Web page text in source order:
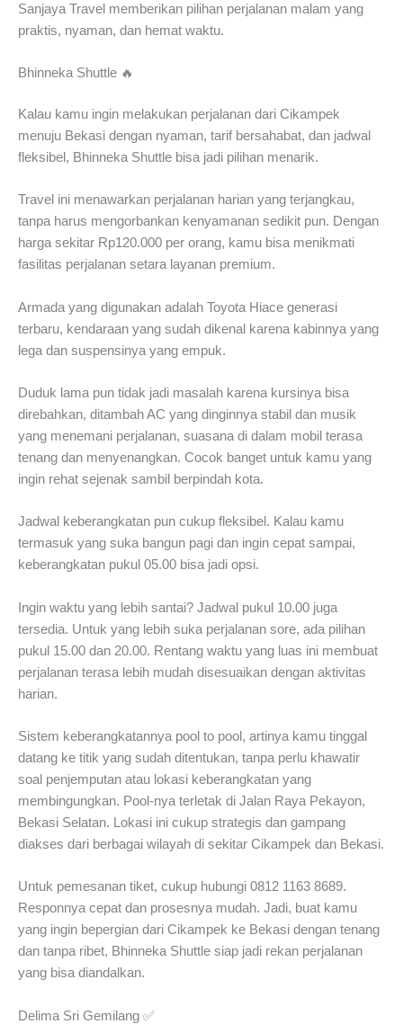
Sanjaya Travel memberikan pilihan perjalanan malam yang
praktis, nyaman, dan hemat waktu.
Bhinneka Shuttle 🔥
Kalau kamu ingin melakukan perjalanan dari Cikampek
menuju Bekasi dengan nyaman, tarif bersahabat, dan jadwal
fleksibel, Bhinneka Shuttle bisa jadi pilihan menarik.
Travel ini menawarkan perjalanan harian yang terjangkau,
tanpa harus mengorbankan kenyamanan sedikit pun. Dengan
harga sekitar Rp120.000 per orang, kamu bisa menikmati
fasilitas perjalanan setara layanan premium.
Armada yang digunakan adalah Toyota Hiace generasi
terbaru, kendaraan yang sudah dikenal karena kabinnya yang
lega dan suspensinya yang empuk.
Duduk lama pun tidak jadi masalah karena kursinya bisa
direbahkan, ditambah AC yang dinginnya stabil dan musik
yang menemani perjalanan, suasana di dalam mobil terasa
tenang dan menyenangkan. Cocok banget untuk kamu yang
ingin rehat sejenak sambil berpindah kota.
Jadwal keberangkatan pun cukup fleksibel. Kalau kamu
termasuk yang suka bangun pagi dan ingin cepat sampai,
keberangkatan pukul 05.00 bisa jadi opsi.
Ingin waktu yang lebih santai? Jadwal pukul 10.00 juga
tersedia. Untuk yang lebih suka perjalanan sore, ada pilihan
pukul 15.00 dan 20.00. Rentang waktu yang luas ini membuat
perjalanan terasa lebih mudah disesuaikan dengan aktivitas
harian.
Sistem keberangkatannya pool to pool, artinya kamu tinggal
datang ke titik yang sudah ditentukan, tanpa perlu khawatir
soal penjemputan atau lokasi keberangkatan yang
membingungkan. Pool-nya terletak di Jalan Raya Pekayon,
Bekasi Selatan. Lokasi ini cukup strategis dan gampang
diakses dari berbagai wilayah di sekitar Cikampek dan Bekasi.
Untuk pemesanan tiket, cukup hubungi 0812 1163 8689.
Responnya cepat dan prosesnya mudah. Jadi, buat kamu
yang ingin bepergian dari Cikampek ke Bekasi dengan tenang
dan tanpa ribet, Bhinneka Shuttle siap jadi rekan perjalanan
yang bisa diandalkan.
Delima Sri Gemilang ✅